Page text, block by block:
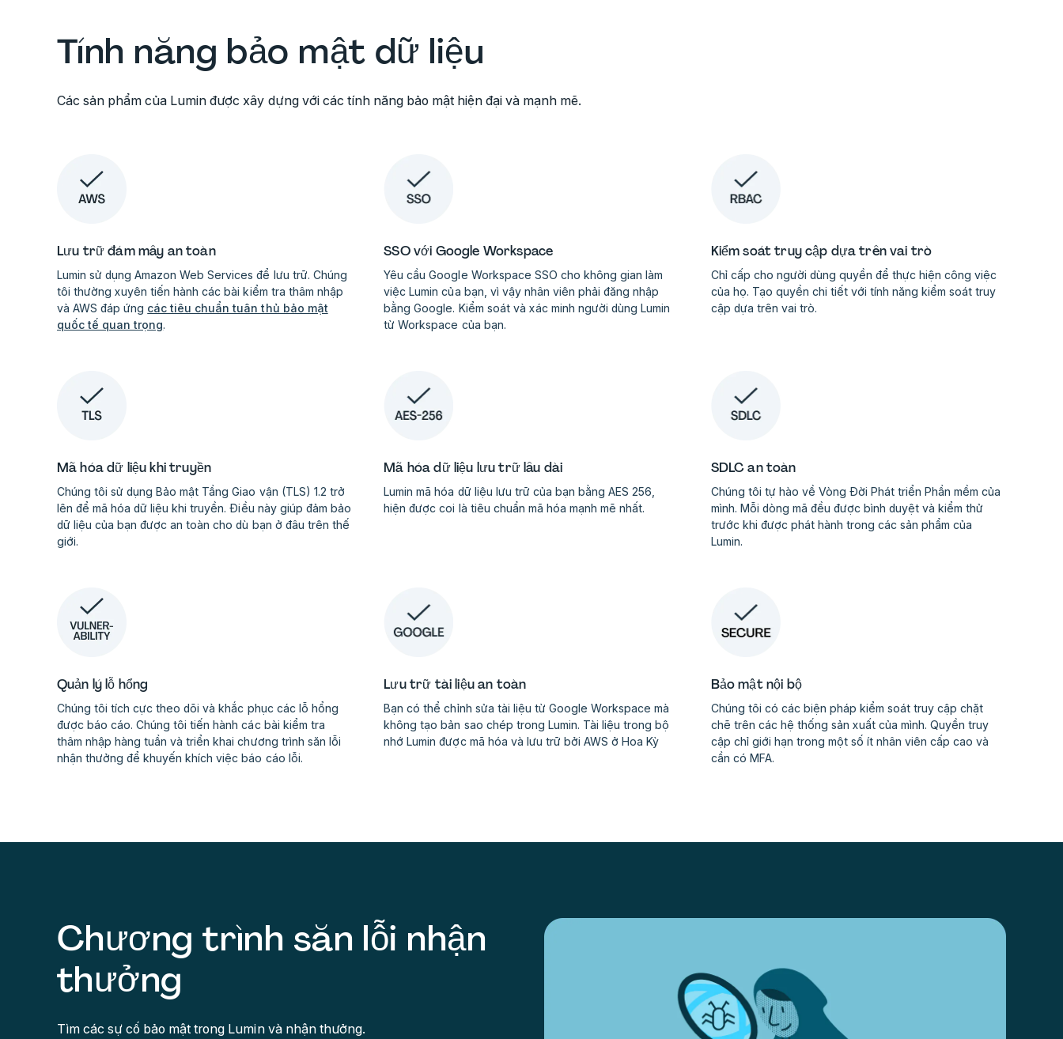
Tính năng bảo mật dữ liệu
Các sản phẩm của Lumin được xây dựng với các tính năng bảo mật hiện đại và mạnh mẽ.
Lưu trữ đám mây an toàn
Lumin sử dụng Amazon Web Services để lưu trữ. Chúng
tôi thường xuyên tiến hành các bài kiểm tra thâm nhập
và AWS đáp ứng các tiêu chuẩn tuân thủ bảo mật
quốc tế quan trọng.
SSO với Google Workspace
Yêu cầu Google Workspace SSO cho không gian làm
việc Lumin của bạn, vì vậy nhân viên phải đăng nhập
bằng Google. Kiểm soát và xác minh người dùng Lumin
từ Workspace của bạn.
Kiểm soát truy cập dựa trên vai trò
Chỉ cấp cho người dùng quyền để thực hiện công việc
của họ. Tạo quyền chi tiết với tính năng kiểm soát truy
cập dựa trên vai trò.
Mã hóa dữ liệu khi truyền
Chúng tôi sử dụng Bảo mật Tầng Giao vận (TLS) 1.2 trở
lên để mã hóa dữ liệu khi truyền. Điều này giúp đảm bảo
dữ liệu của bạn được an toàn cho dù bạn ở đâu trên thế
giới.
Mã hóa dữ liệu lưu trữ lâu dài
Lumin mã hóa dữ liệu lưu trữ của bạn bằng AES 256,
hiện được coi là tiêu chuẩn mã hóa mạnh mẽ nhất.
SDLC an toàn
Chúng tôi tự hào về Vòng Đời Phát triển Phần mềm của
mình. Mỗi dòng mã đều được bình duyệt và kiểm thử
trước khi được phát hành trong các sản phẩm của
Lumin.
Quản lý lỗ hổng
Chúng tôi tích cực theo dõi và khắc phục các lỗ hổng
được báo cáo. Chúng tôi tiến hành các bài kiểm tra
thâm nhập hàng tuần và triển khai chương trình săn lỗi
nhận thưởng để khuyến khích việc báo cáo lỗi.
Lưu trữ tài liệu an toàn
Bạn có thể chỉnh sửa tài liệu từ Google Workspace mà
không tạo bản sao chép trong Lumin. Tài liệu trong bộ
nhớ Lumin được mã hóa và lưu trữ bởi AWS ở Hoa Kỳ
Bảo mật nội bộ
Chúng tôi có các biện pháp kiểm soát truy cập chặt
chẽ trên các hệ thống sản xuất của mình. Quyền truy
cập chỉ giới hạn trong một số ít nhân viên cấp cao và
cần có MFA.
Chương trình săn lỗi nhận
thưởng
Tìm các sự cố bảo mật trong Lumin và nhận thưởng.